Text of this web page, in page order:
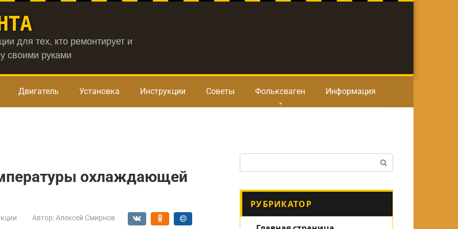
для тех, кто ремонтирует и
своими руками
Двигатель Установка Инструкции Советы Фольксваген Информация
охлаждающей
Автор: Алексей Смирнов
РУБРИКАТОР